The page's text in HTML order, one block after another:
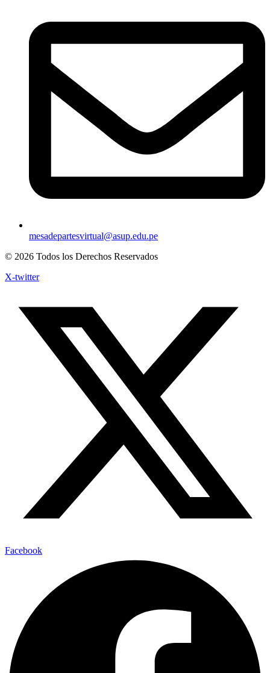
mesadepartesvirtual@asup.edu.pe
© 2026 Todos los Derechos Reservados
X-twitter
Facebook